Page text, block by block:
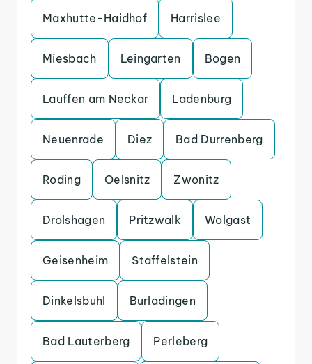
Maxhutte-Haidhof Harrislee
Miesbach Leingarten Bogen
Lauffen am Neckar Ladenburg
Neuenrade Diez Bad Durrenberg
Roding Oelsnitz Zwonitz
Drolshagen Pritzwalk Wolgast
Geisenheim Staffelstein
Dinkelsbuhl Burladingen
Bad Lauterberg Perleberg